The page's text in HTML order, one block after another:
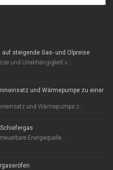
steigende Gas- und Ölpreise
und Unabhängigkeit v...
und Wärmepumpe zu einer
und Wärmepumpe z...
Energiequelle ...